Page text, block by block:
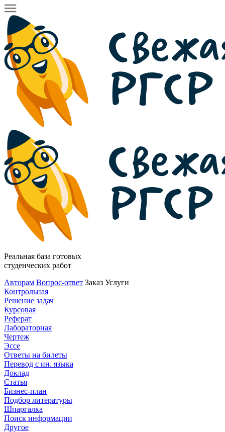
Реальная база готовых
студенческих работ
Авторам Вопрос-ответ Заказ Услуги
Контрольная
Решение задач
Курсовая
Реферат
Лабораторная
Чертеж
Эссе
Ответы на билеты
Перевод с ин. языка
Доклад
Статья
Бизнес-план
Подбор литературы
Шпаргалка
Поиск информации
Другое